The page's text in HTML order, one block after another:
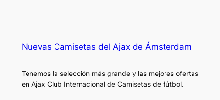
Nuevas Camisetas del Ajax de Ámsterdam
Tenemos la selección más grande y las mejores ofertas
en Ajax Club Internacional de Camisetas de fútbol.